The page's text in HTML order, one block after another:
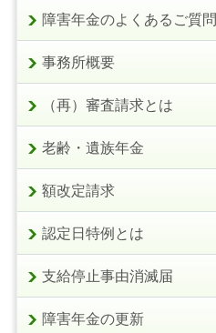
障害年金のよくあるご質問
事務所概要
（再）審査請求とは
老齢・遺族年金
額改定請求
認定日特例とは
支給停止事由消滅届
障害年金の更新